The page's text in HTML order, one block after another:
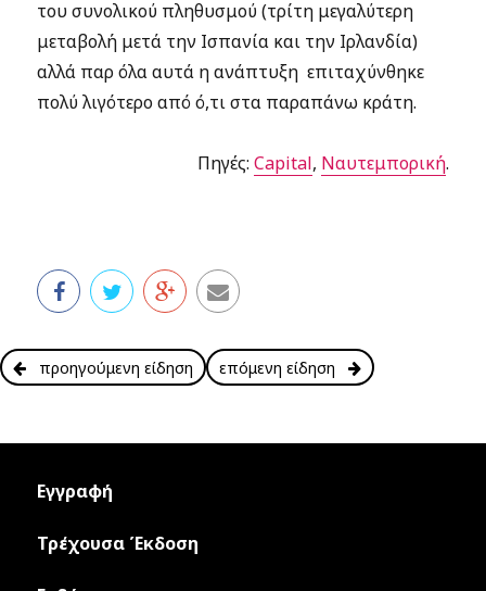
του συνολικού πληθυσμού (τρίτη μεγαλύτερη
μεταβολή μετά την Ισπανία και την Ιρλανδία)
αλλά παρ όλα αυτά η ανάπτυξη επιταχύνθηκε
πολύ λιγότερο από ό,τι στα παραπάνω κράτη.
Πηγές: Capital, Ναυτεμπορική.
προηγούμενη είδηση επόμενη είδηση
Εγγραφή
Τρέχουσα Έκδοση